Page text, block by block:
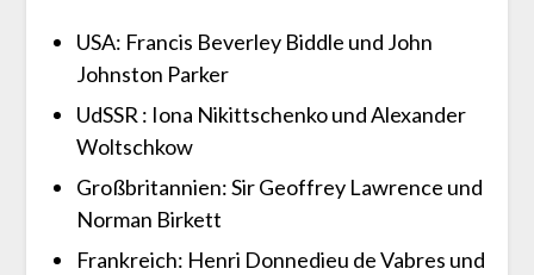
USA: Francis Beverley Biddle und John
Johnston Parker
UdSSR : Iona Nikittschenko und Alexander
Woltschkow
Großbritannien: Sir Geoffrey Lawrence und
Norman Birkett
Frankreich: Henri Donnedieu de Vabres und